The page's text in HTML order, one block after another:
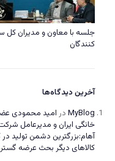
جلسه با معاون و مدیران کل
کنندگان
آخرین دیدگاه‌ها
MyBlog در امید محمودی
خانگی ایران و مدیرعامل شرکت
آهام:بزرگترین دشمن تولید
کالاهای دیگر بحث عرضه